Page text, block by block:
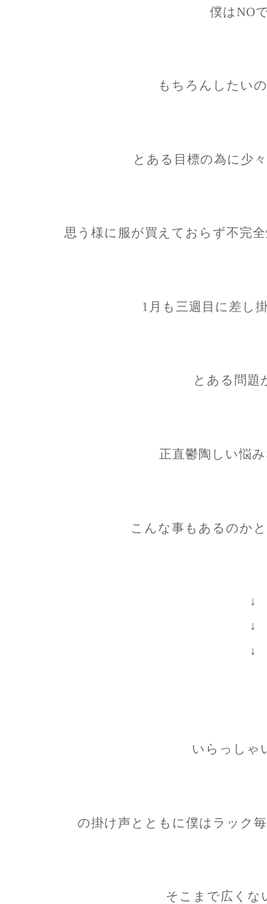
僕はNO
もちろんしたい
とある目標の為に少
思う様に服が買えておらず不完
1月も三週目に差し
とある問題
正直鬱陶しい悩
こんな事もあるのか
↓
↓
↓
いらっしゃ
の掛け声とともに僕はラック
そこまで広くな